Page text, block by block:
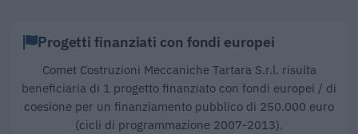
Progetti finanziati con fondi europei
Comet Costruzioni Meccaniche Tartara S.r.l. risulta
beneficiaria di 1 progetto finanziato con fondi europei / di
coesione per un finanziamento pubblico di 250.000 euro
(cicli di programmazione 2007-2013).